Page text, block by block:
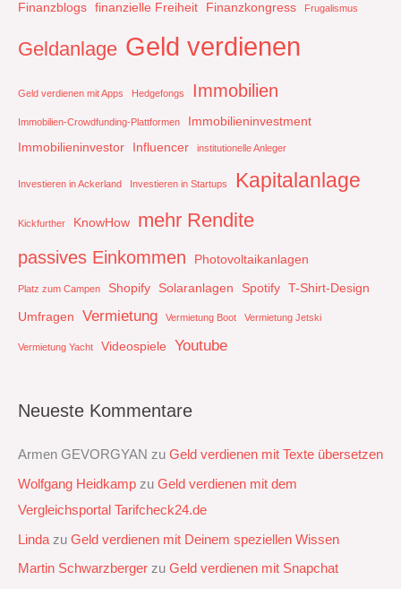
Finanzblogs finanzielle Freiheit Finanzkongress Frugalismus
Geldanlage Geld verdienen
Geld verdienen mit Apps Hedgefongs Immobilien
Immobilien-Crowdfunding-Plattformen
Immobilieninvestment
Immobilieninvestor
Influencer institutionelle Anleger
Investieren in Ackerland Investieren in Startups Kapitalanlage
Kickfurther KnowHow mehr Rendite
passives Einkommen Photovoltaikanlagen
Platz zum Campen Shopify Solaranlagen Spotify T-Shirt-Design
Umfragen
Vermietung Vermietung Boot Vermietung Jetski
Vermietung Yacht Videospiele Youtube
Neueste Kommentare
Armen GEVORGYAN zu Geld verdienen mit Texte übersetzen
Wolfgang Heidkamp zu Geld verdienen mit dem
Vergleichsportal Tarifcheck24.de
Linda zu Geld verdienen mit Deinem speziellen Wissen
Martin Schwarzberger zu Geld verdienen mit Snapchat‭